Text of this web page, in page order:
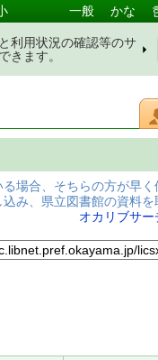
一般 かな
利用状況の確認等のサ
きます。
場合、そちらの方が早く
み、県立図書館の資料を
オカリブサー